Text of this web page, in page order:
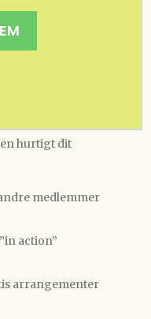
hurtigt dit
medlemmer
action”
arrangementer